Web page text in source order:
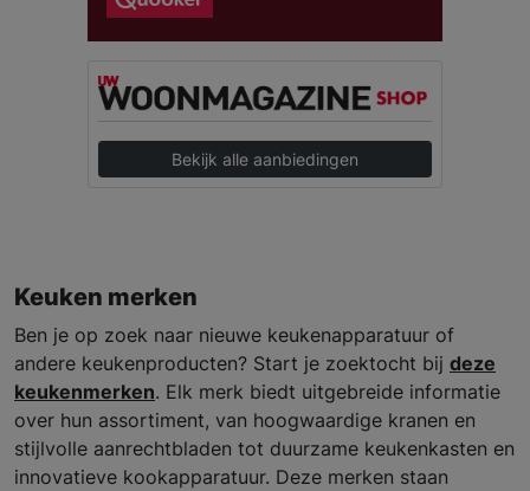
Bekijk alle aanbiedingen
Keuken merken
Ben je op zoek naar nieuwe keukenapparatuur of
andere keukenproducten? Start je zoektocht bij deze
keukenmerken. Elk merk biedt uitgebreide informatie
over hun assortiment, van hoogwaardige kranen en
stijlvolle aanrechtbladen tot duurzame keukenkasten en
innovatieve kookapparatuur. Deze merken staan